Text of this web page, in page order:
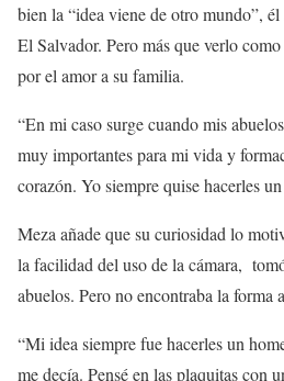
bien la “idea viene de otro mundo”,
El Salvador. Pero más que verlo
por el amor a su familia.
“En mi caso surge cuando mis
muy importantes para mi vida y
corazón. Yo siempre quise hacerles
Meza añade que su curiosidad lo
la facilidad del uso de la cámara,
abuelos. Pero no encontraba la forma
“Mi idea siempre fue hacerles un
me decía. Pensé en las plaquitas con